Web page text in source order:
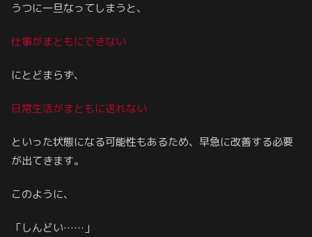
うつに一旦なってしまうと、
仕事がまともにできない
にとどまらず、
日常生活がまともに送れない
といった状態になる可能性もあるため、早急に改善する必要
が出てきます。
このように、
「しんどい……」